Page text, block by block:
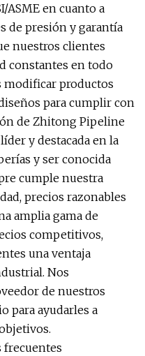
ASME en cuanto a
de presión y garantía
nuestros clientes
constantes en todo
modificar productos
para cumplir con
de Zhitong Pipeline
y destacada en la
y ser conocida
cumple nuestra
precios razonables
amplia gama de
competitivos,
una ventaja
Nos
de nuestros
para ayudarles a
frecuentes